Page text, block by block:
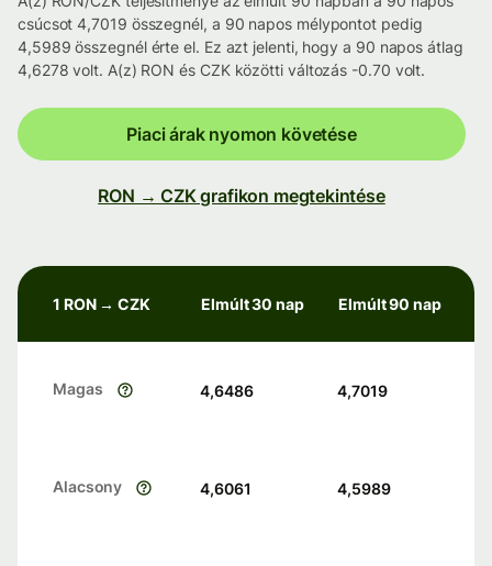
csúcsot 4,7019 összegnél, a 90 napos mélypontot pedig
4,5989 összegnél érte el. Ez azt jelenti, hogy a 90 napos átlag
4,6278 volt. A(z) RON és CZK közötti változás -0.70 volt.
Piaci árak nyomon követése
RON → CZK grafikon megtekintése
1 RON → CZK Elmúlt 30 nap Elmúlt 90 nap
Magas 4,6486 4,7019
Alacsony 4,6061 4,5989